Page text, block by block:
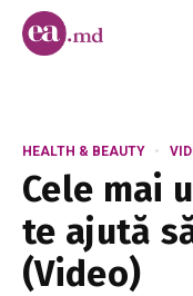
HEALTH & BEAUTY
Cele mai
te ajută
(Video)